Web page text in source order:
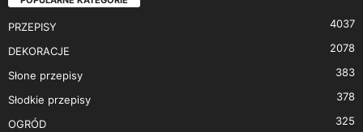
PRZEPISY 4037
DEKORACJE 2078
Słone przepisy 383
Słodkie przepisy 378
OGRÓD 325